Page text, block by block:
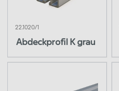
22.1020/1
Abdeckprofil K grau